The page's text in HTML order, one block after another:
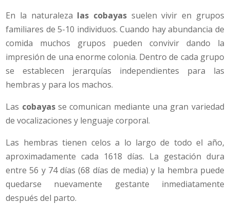
En la naturaleza las cobayas suelen vivir en grupos
familiares de 5-10 individuos. Cuando hay abundancia de
comida muchos grupos pueden convivir dando la
impresión de una enorme colonia. Dentro de cada grupo
se establecen jerarquías independientes para las
hembras y para los machos.
Las cobayasse comunican mediante una gran variedad
de vocalizaciones y lenguaje corporal.
Las hembras tienen celos a lo largo de todo el año,
aproximadamente cada 1618 días. La gestación dura
entre 56 y 74 días (68 días de media) y la hembra puede
quedarse nuevamente gestante inmediatamente
después del parto.